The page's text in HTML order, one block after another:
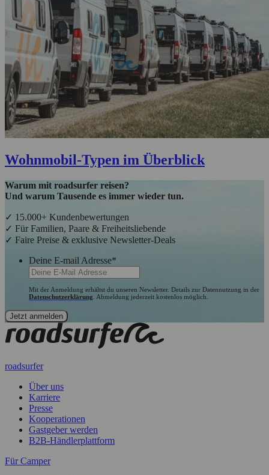
Wohnmobil-Typen im Überblick
Warum mit roadsurfer reisen?
Und warum Tausende es immer wieder tun.
✓ 15.000+ Kundenbewertungen
✓ Für Familien, Paare & Freiheitsliebende
✓ Faire Preise & exklusive Newsletter-Deals
Deine E-mail Adresse*
Mit der Anmeldung erhältst du unseren Newsletter. Details zur Datennutzung in der
Datenschutzerklärung . Abmeldung jederzeit kostenlos möglich.
roadsurfer
Über uns
Karriere
Presse
Kooperationen
Gastgeber werden
B2B-Händlerplattform
Für Camper